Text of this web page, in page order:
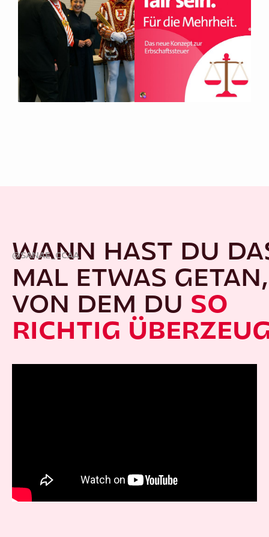
WANN HAST DU
MAL ETWAS GETAN,
VON DEM DU SO
RICHTIG
@SANAE_CCAA